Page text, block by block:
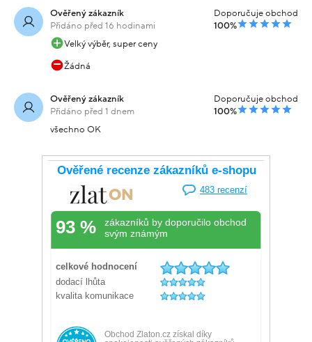
Ověřený zákazník
Přidáno před 16 hodinami
Doporučuje obchod
100%
Velký výběr, super ceny
Žádná
Ověřený zákazník
Přidáno před 1 dnem
Doporučuje obchod
100%
všechno OK